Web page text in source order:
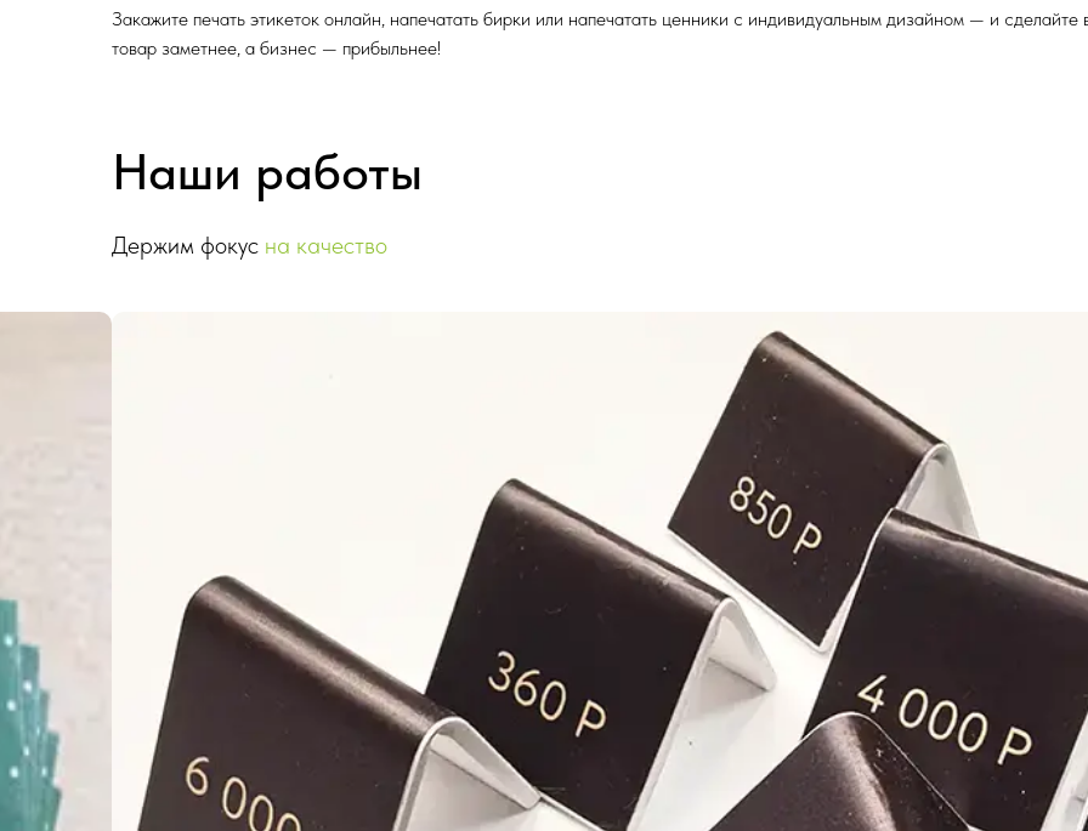
Закажите печать этикеток онлайн, напечатать бирки или напечатать ценники с индивидуальным дизайном — и сделайте
товар заметнее, а бизнес — прибыльнее!
Наши работы
Держим фокус на качество